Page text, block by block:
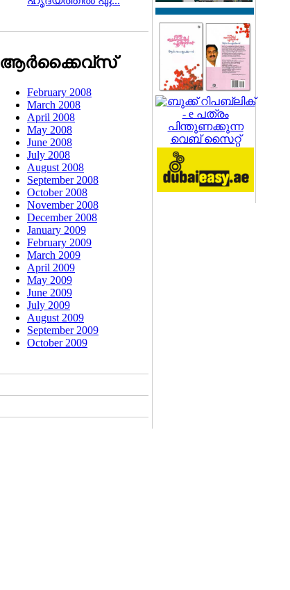
ആര്‍ക്കൈവ്സ്
February 2008
March 2008
April 2008
May 2008
June 2008
July 2008
August 2008
September 2008
October 2008
November 2008
December 2008
January 2009
February 2009
March 2009
April 2009
May 2009
June 2009
July 2009
August 2009
September 2009
October 2009